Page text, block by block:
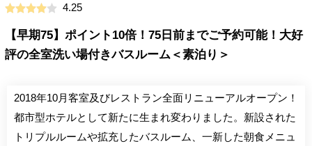
4.25
【早期75】ポイント10倍！75日前までご予約可能！大好
評の全室洗い場付きバスルーム＜素泊り＞
2018年10月客室及びレストラン全面リニューアルオープン！
都市型ホテルとして新たに生まれ変わりました。新設された
トリプルルームや拡充したバスルーム、一新した朝食メニュ